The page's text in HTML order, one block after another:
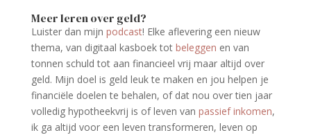
Meer leren over geld?
Luister dan mijn podcast! Elke aflevering een nieuw
thema, van digitaal kasboek tot beleggen en van
tonnen schuld tot aan financieel vrij maar altijd over
geld. Mijn doel is geld leuk te maken en jou helpen je
financiële doelen te behalen, of dat nou over tien jaar
volledig hypotheekvrij is of leven van passief inkomen,
ik ga altijd voor een leven transformeren, leven op